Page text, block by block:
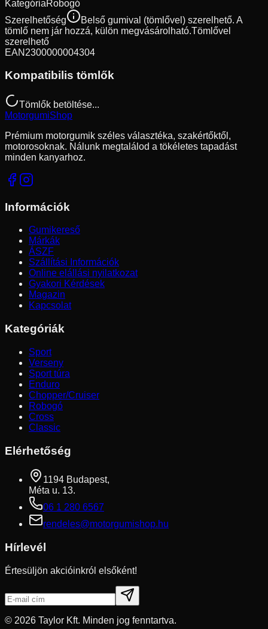
KategóriaRobogó
Szerelhetőség
Belső gumival (tömlővel) szerelhető. A
tömlő nem jár hozzá, külön megvásárolható.Tömlővel
szerelhető
EAN 2300000004304
Kompatibilis tömlők
Tömlők betöltése...
MotorgumiShop
Prémium motorgumik széles választéka, szakértőktől,
motorosoknak. Nálunk megtalálod a tökéletes tapadást
minden kanyarhoz.
Információk
Gumikereső
Márkák
ÁSZF
Szállítási Információk
Online elállási nyilatkozat
Gyakori Kérdések
Magazin
Kapcsolat
Kategóriák
Sport
Verseny
Sport túra
Enduro
Chopper/Cruiser
Robogó
Cross
Classic
Elérhetőség
1194 Budapest,
Méta u. 13.
06 1 280 6567
rendeles@motorgumishop.hu
Hírlevél
Értesüljön akcióinkról elsőként!
© 2026 Taylor Kft. Minden jog fenntartva.